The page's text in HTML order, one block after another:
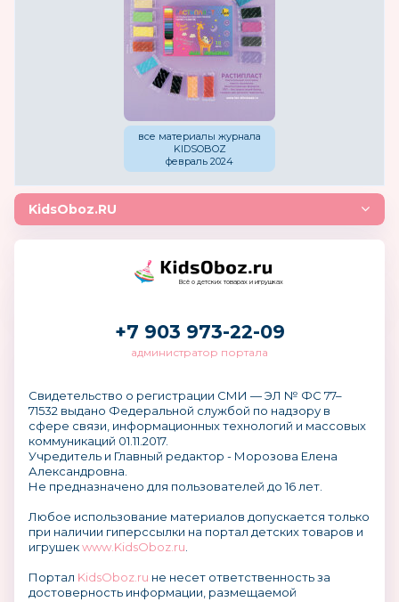
все материалы журнала
KIDSOBOZ
февраль 2024
KidsOboz.RU
Всё о детских товарах и игрушках
+7 903 973-22-09
администратор портала
Свидетельство о регистрации СМИ — ЭЛ № ФС 77–
71532 выдано Федеральной службой по надзору в
сфере связи, информационных технологий и массовых
коммуникаций 01.11.2017.
Учредитель и Главный редактор - Морозова Елена
Александровна.
Не предназначено для пользователей до 16 лет.
Любое использование материалов допускается только
при наличии гиперссылки на портал детских товаров и
игрушекwww.KidsOboz.ru
Портал KidsOboz.ru не несет ответственность за
достоверность информации, размещаемой